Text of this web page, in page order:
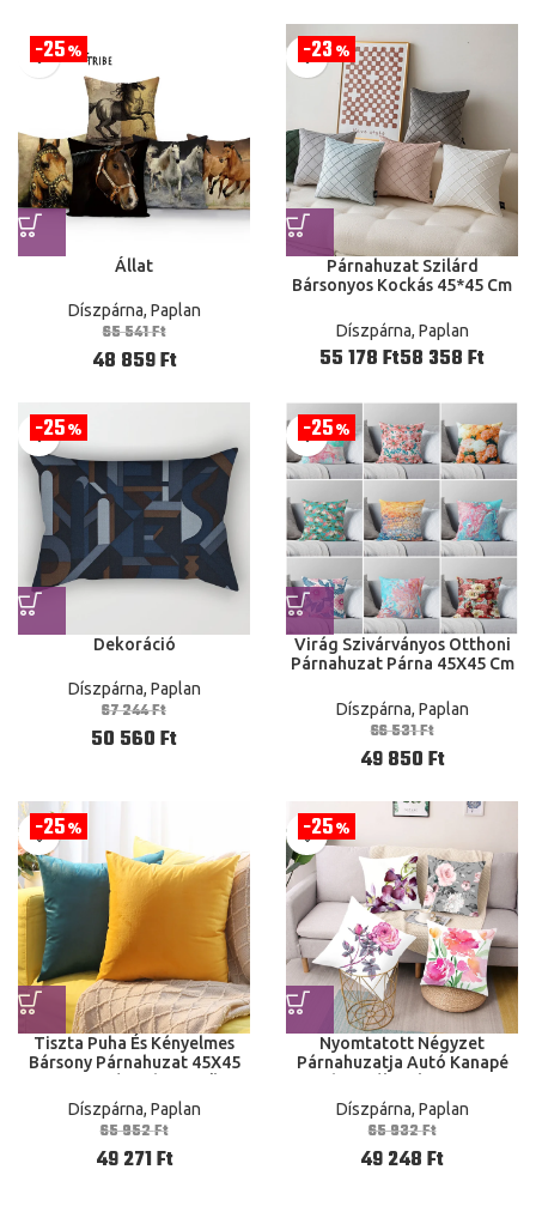
25%
Állat
Díszpárna, Paplan
65 541Ft
48 859Ft
23%
Párnahuzat Szilárd
Bársonyos Kockás 45*45 Cm
Párnahuzat
Díszpárna, Paplan
Ft Ft
25%
Dekoráció
Díszpárna, Paplan
67 244Ft
50 560Ft
25%
Virág Szivárványos Otthoni
Párnahuzat Párna 45X45 Cm
Kanapé 45*45 50*50 60*60
Bársony
Díszpárna, Paplan
66 531Ft
49 850Ft
25%
Tiszta Puha És Kényelmes
Bársony Párnahuzat 45X45
Divat Autó
Díszpárna, Paplan
65 952Ft
49 271Ft
25%
Nyomtatott Négyzet
Párnahuzatja Autó Kanapé
Otthoni Berendezés
Dekoráció
Díszpárna, Paplan
65 932Ft
49 248Ft